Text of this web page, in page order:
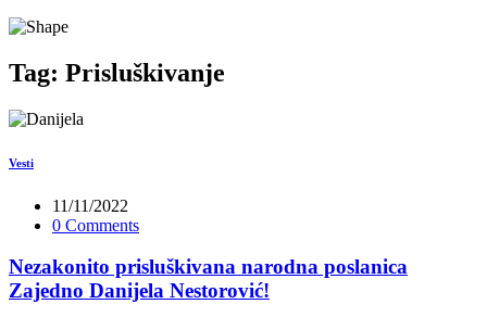
Tag: Prisluškivanje
Vesti
11/11/2022
0 Comments
Nezakonito prisluškivana narodna poslanica
Zajedno Danijela Nestorović!